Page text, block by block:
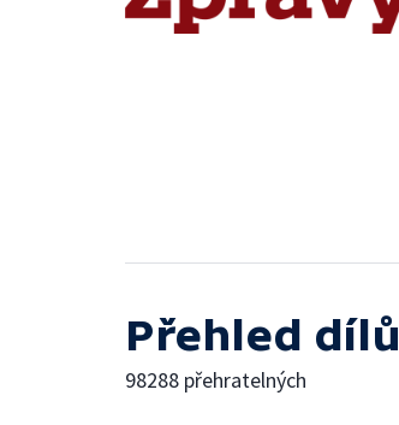
Přehled dílů
98288 přehratelných